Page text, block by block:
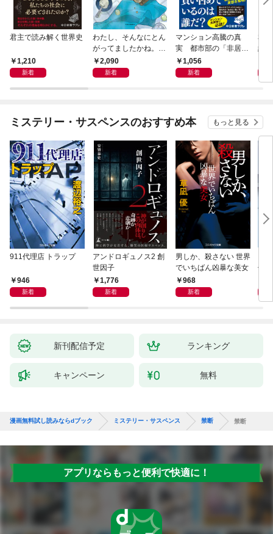
君主で読み解く世界史
1,210
新着
わたし、そんなにとん
がってましたかね。
獅子座、Ａ型、丙午は
めぐる
2,090
新着
マンション高騰の真
実 都市部の「非居住
化」が街を壊す
1,056
新着
私
紀
ミステリー・サスペンスのおすすめ本 もっと見る
911代理店 トラップ
946
新着
アンドロギュノス2 創
世因子
1,776
新着
男しか、殺さない 世界
でいちばん凶暴な美女
968
新着
件
新刊配信予定 ランキング
キャンペーン 無料
漫画無料試し読みならdブック ミステリー・サスペンス 禁断 禁断
アプリならもっと便利で快適に！